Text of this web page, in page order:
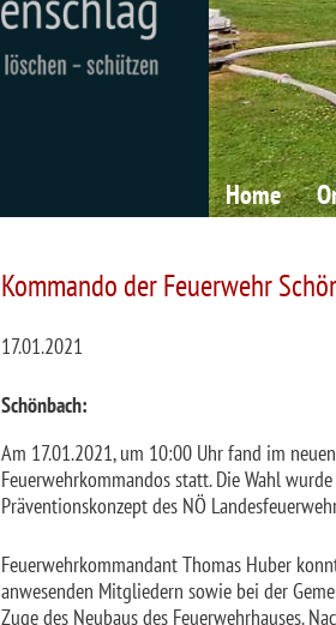
Home
Kommando der Feuerwehr
17.01.2021
Schönbach:
Am 17.01.2021, um 10:00 Uhr fand im
Feuerwehrkommandos statt. Die Wahl
Präventionskonzept des NÖ
Feuerwehrkommandant Thomas Huber
anwesenden Mitgliedern sowie bei der
Zuge des Neubaus des Feuerwehrhauses.